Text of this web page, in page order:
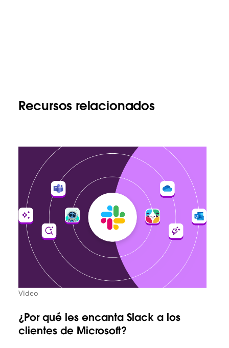
Recursos relacionados
Video
¿Por qué les encanta Slack a los
clientes de Microsoft?